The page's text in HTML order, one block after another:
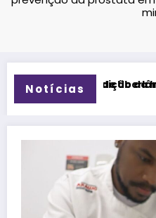
NotíciasFatal Fans